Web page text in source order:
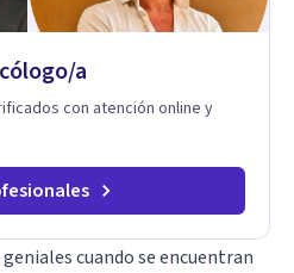
a
con atención online y
cuando se encuentran